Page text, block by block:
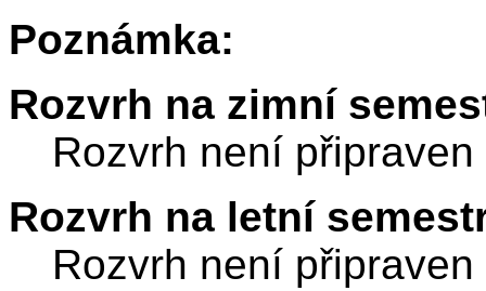
Poznámka:
Rozvrh na zimní
Rozvrh není připraven
Rozvrh na letní
Rozvrh není připraven